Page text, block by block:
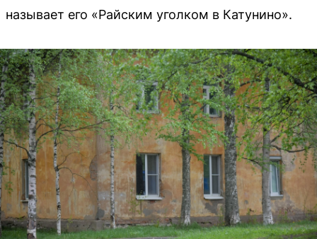
называет его «Райским уголком в Катунино».